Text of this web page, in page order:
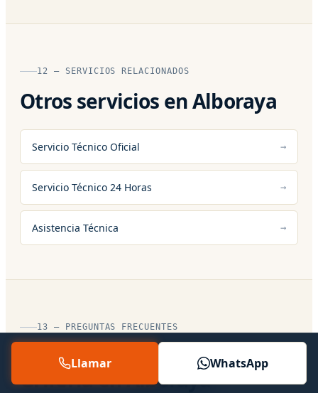
12 — SERVICIOS RELACIONADOS
Otros servicios en Alboraya
Servicio Técnico Oficial
Servicio Técnico 24 Horas
Asistencia Técnica
13 — PREGUNTAS FRECUENTES
Preguntas sobre Cambio
Griferia en Alboraya
Llamar WhatsApp